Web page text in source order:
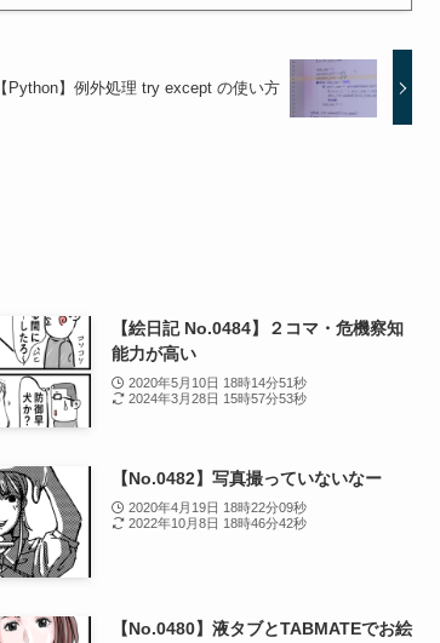
【Python】例外処理 try except の使い方
【絵日記 No.0484】２コマ・危機察知
能力が高い
2020年5月10日 18時14分51秒
2024年3月28日 15時57分53秒
【No.0482】写真撮っていないなー
2020年4月19日 18時22分09秒
2022年10月8日 18時46分42秒
【No.0480】液タブとTABMATEでお絵